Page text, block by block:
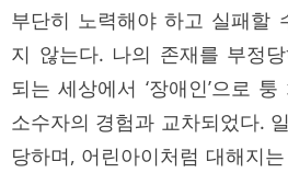
부단히 노력해야 하고 실패할
지 않는다. 나의 존재를 부정
되는 세상에서 ‘장애인’으로
소수자의 경험과 교차되었다.
당하며, 어린아이처럼 대해지